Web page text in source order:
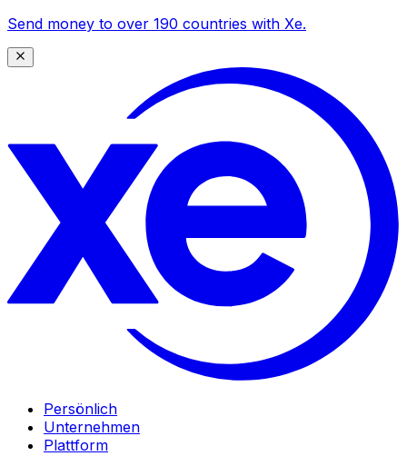
Send money to over 190 countries with Xe.
Persönlich
Unternehmen
Plattform